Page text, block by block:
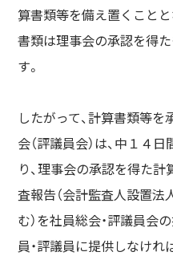
算書類等を備え置くこと
書類は理事会の承認を得
す。
したがって、計算書類等
会（評議員会）は、中１４
り、理事会の承認を得た
査報告（会計監査人設置
む）を社員総会・評議員会
員・評議員に提供しなけれ